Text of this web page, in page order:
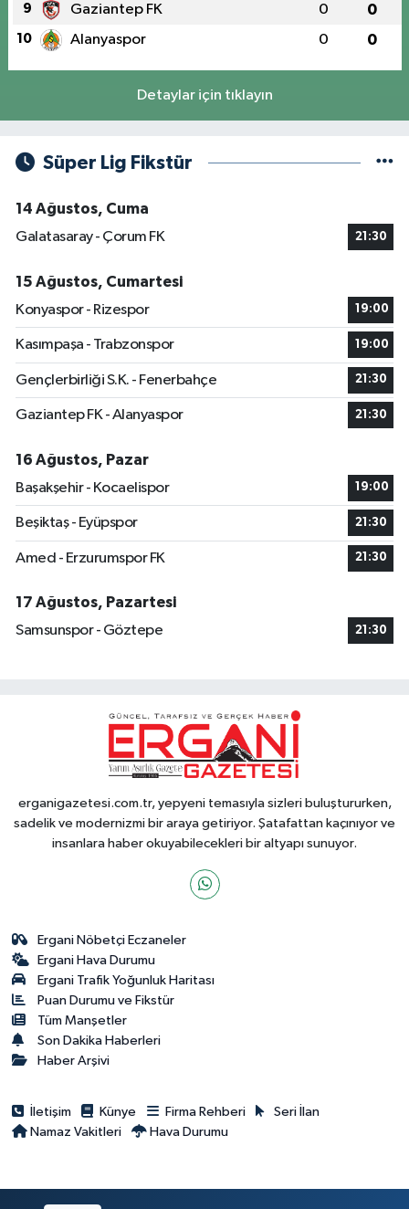
9 Gaziantep FK 0 0
10 Alanyaspor 0 0
Detaylar için tıklayın
Süper Lig Fikstür
14 Ağustos, Cuma
Galatasaray - Çorum FK
21:30
15 Ağustos, Cumartesi
Konyaspor - Rizespor
19:00
Kasımpaşa - Trabzonspor 19:00
Gençlerbirliği S.K. - Fenerbahçe 21:30
Gaziantep FK - Alanyaspor 21:30
16 Ağustos, Pazar
Başakşehir - Kocaelispor
19:00
Beşiktaş - Eyüpspor 21:30
Amed - Erzurumspor FK 21:30
17 Ağustos, Pazartesi
Samsunspor - Göztepe
21:30
erganigazetesi.com.tr, yepyeni temasıyla sizleri buluştururken,
sadelik ve modernizmi bir araya getiriyor. Şatafattan kaçınıyor ve
insanlara haber okuyabilecekleri bir altyapı sunuyor.
Ergani Nöbetçi Eczaneler
Ergani Hava Durumu
Ergani Trafik Yoğunluk Haritası
Puan Durumu ve Fikstür
Tüm Manşetler
Son Dakika Haberleri
Haber Arşivi
İletişim Künye Firma Rehberi
Seri İlan
Namaz Vakitleri
Hava Durumu